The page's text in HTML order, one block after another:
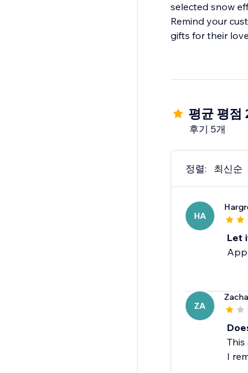
selected snow
Remind your
gifts for their
평균 평점
후기 5개
정렬: 최신순
HA
Let
ZA
I